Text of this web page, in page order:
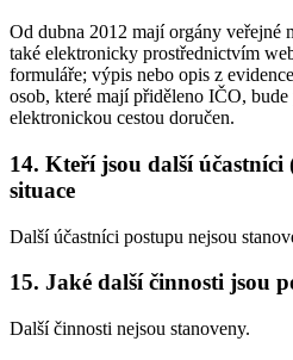
Od dubna 2012 mají orgány veřejné
také elektronicky prostřednictvím
formuláře; výpis nebo opis z
osob, které mají přiděleno IČO,
elektronickou cestou doručen.
14. Kteří jsou další účastníci
situace
Další účastníci postupu nejsou
15. Jaké další činnosti jsou
Další činnosti nejsou stanoveny.